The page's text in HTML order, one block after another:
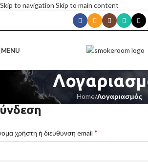
Skip to navigation Skip to main content
MENU
Home/Λογαριασμός
χρήστη ή διεύθυνση email *